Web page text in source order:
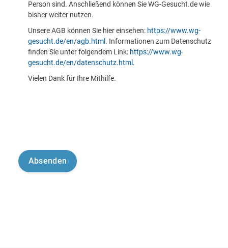
Person sind. Anschließend können Sie WG-Gesucht.de wie
bisher weiter nutzen.
Unsere AGB können Sie hier einsehen: https://www.wg-
gesucht.de/en/agb.html . Informationen zum Datenschutz
finden Sie unter folgendem Link: https://www.wg-
gesucht.de/en/datenschutz.html .
Vielen Dank für Ihre Mithilfe.